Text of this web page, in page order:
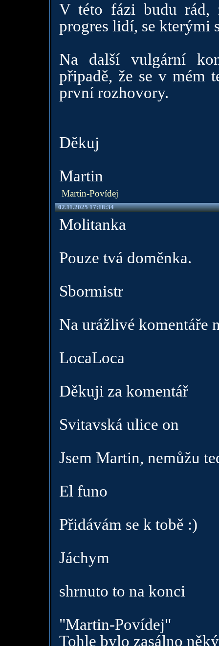
V této fázi budu rád,
progres lidí, se kterými
Na další vulgární
připadě, že se v mém
první rozhovory.
Děkuj
Martin
Martin-Povídej
02.11.2025 17:18:34
Molitanka
Pouze tvá doměnka.
Sbormistr
Na urážlivé komentáře
LocaLoca
Děkuji za komentář
Svitavská ulice on
Jsem Martin, nemůžu
El funo
Přidávám se k tobě :)
Jáchym
shrnuto to na konci
"Martin-Povídej"
Tohle bylo zasálno